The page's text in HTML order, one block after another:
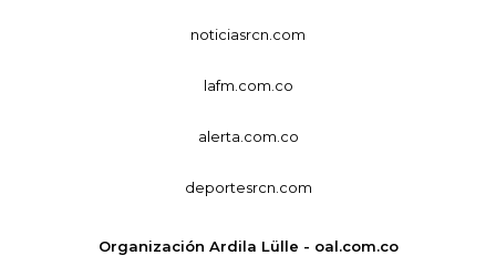
noticiasrcn.com
lafm.com.co
alerta.com.co
deportesrcn.com
Organización Ardila Lülle - oal.com.co